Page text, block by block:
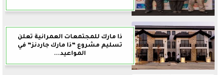
ذا مارك للمجتمعات العمرانية تعلن
تسليم مشروع ”ذا مارك جاردنز” في
المواعيد...